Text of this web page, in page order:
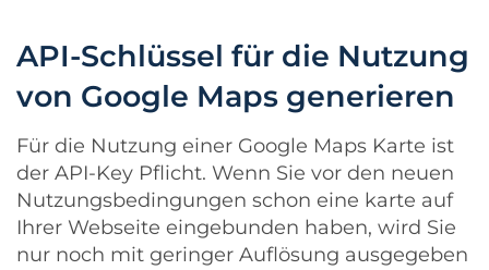
API-Schlüssel für die Nutzung
von Google Maps generieren
Für die Nutzung einer Google Maps Karte ist
der API-Key Pflicht. Wenn Sie vor den neuen
Nutzungsbedingungen schon eine karte auf
Ihrer Webseite eingebunden haben, wird Sie
nur noch mit geringer Auflösung ausgegeben